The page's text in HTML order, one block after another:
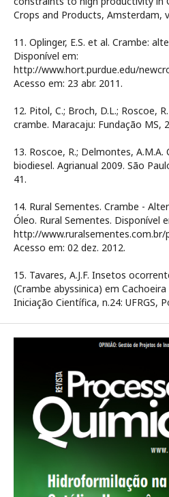
Crops and Products, Amsterdam,
11. Oplinger, E.S. et al. Crambe:
Disponível em:
http://www.hort.purdue.edu/
Acesso em: 23 abr. 2011.
12. Pitol, C.; Broch, D.L.; Roscoe,
crambe. Maracaju: Fundação MS,
13. Roscoe, R.; Delmontes,
biodiesel. Agrianual 2009. São
41.
14. Rural Sementes. Crambe -
Óleo. Rural Sementes. Disponível
http://
Acesso em: 02 dez. 2012.
15. Tavares, A.J.F. Insetos
(Crambe abyssinica) em Cachoeira
Iniciação Científica, n.24: UFRGS,